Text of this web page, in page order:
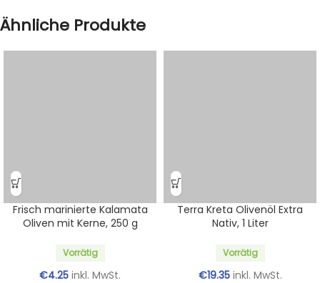
Ähnliche Produkte
Frisch marinierte Kalamata
Oliven mit Kerne, 250 g
Vorrätig
€4.25 inkl. MwSt.
Terra Kreta Olivenöl Extra
Nativ, 1 Liter
Vorrätig
€19.35 inkl. MwSt.